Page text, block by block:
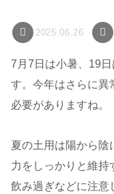
2025.06.26
7月7日は小暑、19
す。今年はさらに異
必要がありますね。
夏の土用は陽から陰
力をしっかりと維持
飲み過ぎなどに注意